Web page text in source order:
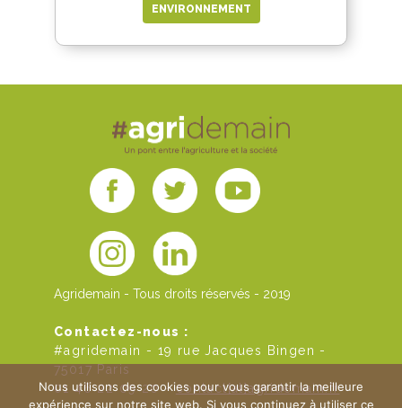
ENVIRONNEMENT
Agridemain - Tous droits réservés - 2019
Contactez-nous :
#agridemain - 19 rue Jacques Bingen -
75017 Paris
01 46 22 09 20 -contact[at]agridemain.fr
Nous utilisons des cookies pour vous garantir la meilleure
expérience sur notre site web. Si vous continuez à utiliser ce